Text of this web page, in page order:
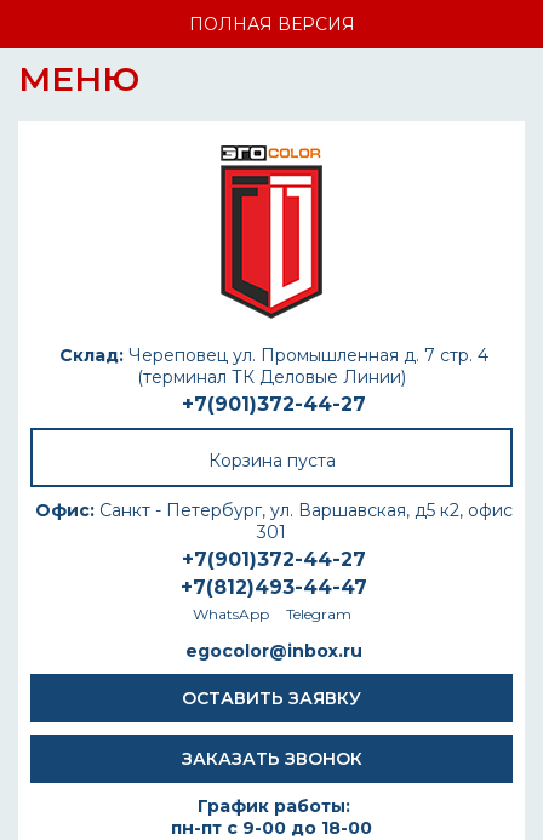
ПОЛНАЯ ВЕРСИЯ
МЕНЮ
Склад: Череповец ул. Промышленная д. 7 стр. 4
(терминал ТК Деловые Линии)
+7(901)372-44-27
Корзина пуста
Офис: Санкт - Петербург, ул. Варшавская, д5 к2, офис
301
+7(901)372-44-27
+7(812)493-44-47
WhatsApp Telegram
egocolor@inbox.ru
ОСТАВИТЬ ЗАЯВКУ
ЗАКАЗАТЬ ЗВОНОК
График работы:
пн-пт с 9-00 до 18-00